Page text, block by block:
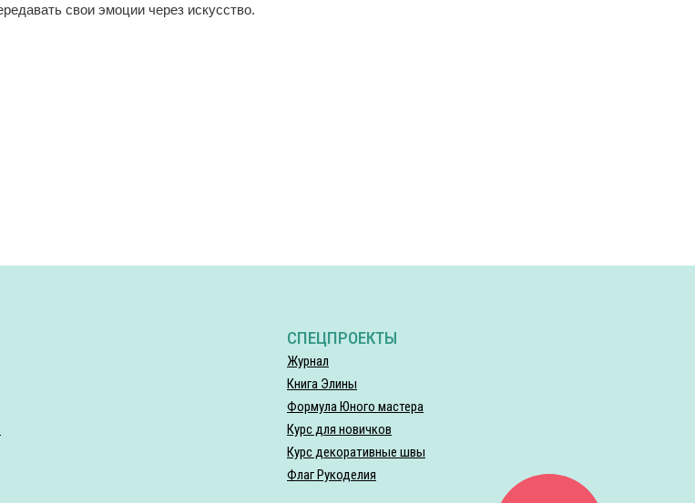
свои эмоции через искусство.
СПЕЦПРОЕКТЫ
Журнал
Книга Элины
Формула Юного мастера
Курс для новичков
Курс декоративные швы
Флаг Рукоделия